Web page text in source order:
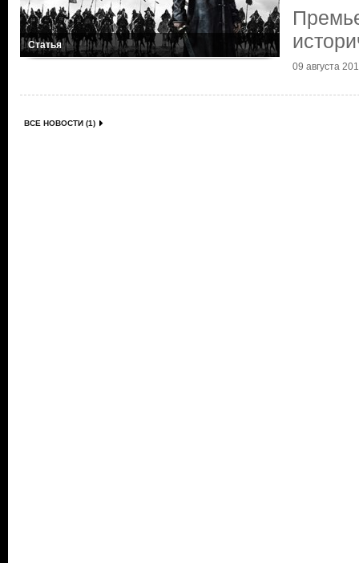
Статья
09 августа
ВСЕ НОВОСТИ (1)